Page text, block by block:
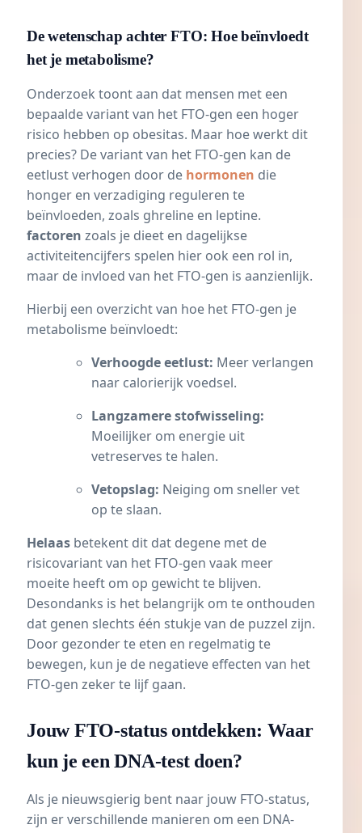
De wetenschap achter FTO: Hoe beïnvloedt
het je metabolisme?
Onderzoek toont aan dat mensen met een
bepaalde variant van het FTO-gen een hoger
risico hebben op obesitas. Maar hoe werkt dit
precies? De variant van het FTO-gen kan de
eetlust verhogen door de hormonen die
honger en verzadiging reguleren te
beïnvloeden, zoals ghreline en leptine.
factoren zoals je dieet en dagelijkse
activiteitencijfers spelen hier ook een rol in,
maar de invloed van het FTO-gen is aanzienlijk.
Hierbij een overzicht van hoe het FTO-gen je
metabolisme beïnvloedt:
Verhoogde eetlust: Meer verlangen
naar calorierijk voedsel.
Langzamere stofwisseling:
Moeilijker om energie uit
vetreserves te halen.
Vetopslag: Neiging om sneller vet
op te slaan.
Helaas betekent dit dat degene met de
risicovariant van het FTO-gen vaak meer
moeite heeft om op gewicht te blijven.
Desondanks is het belangrijk om te onthouden
dat genen slechts één stukje van de puzzel zijn.
Door gezonder te eten en regelmatig te
bewegen, kun je de negatieve effecten van het
FTO-gen zeker te lijf gaan.
Jouw FTO-status ontdekken: Waar
kun je een DNA-test doen?
Als je nieuwsgierig bent naar jouw FTO-status,
zijn er verschillende manieren om een DNA-